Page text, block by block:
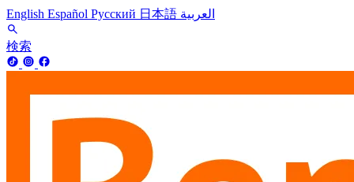
English Español Русский 日本語 العربية
検索